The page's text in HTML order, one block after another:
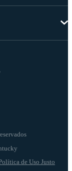
de Uso Justo